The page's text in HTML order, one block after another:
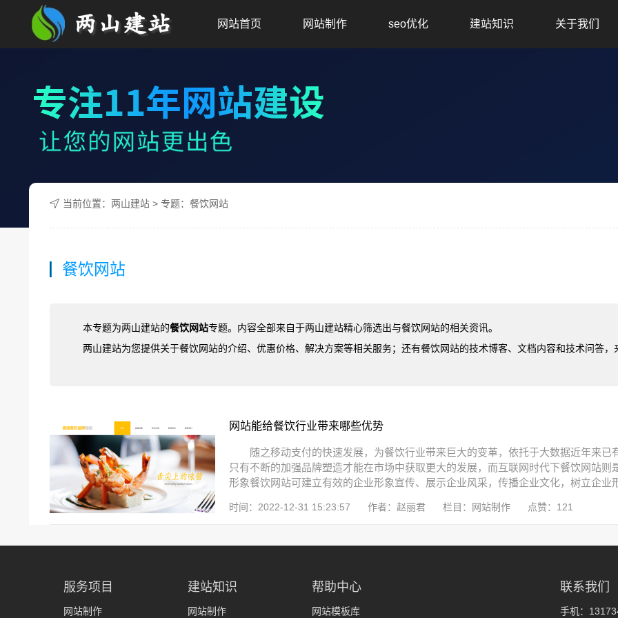
网站首页 网站制作 seo优化 建站知识 关于我们
当前位置： 两山建站 > 专题：餐饮网站
餐饮网站
本专题为两山建站的餐饮网站专题。内容全部来自于两山建站精心筛选出与餐饮网站的相关资讯。
两山建站为您提供关于餐饮网站的介绍、优惠价格、解决方案等相关服务；还有餐饮网站的技术博客、文档内容和技术问答
网站能给餐饮行业带来哪些优势
随之移动支付的快速发展，为餐饮行业带来巨大的变革，依托于大数据近年来
只有不断的加强品牌塑造才能在市场中获取更大的发展，而互联网时代下餐饮网站
形象餐饮网站可建立有效的企业形象宣传、展示企业风采，传播企业文化，树立企业
时间：2022-12-31 15:23:57 作者：赵丽君 栏目：网站制作 点赞：121
服务项目
网站制作
建站知识
网站制作
帮助中心
网站模板库
联系我们
手机：